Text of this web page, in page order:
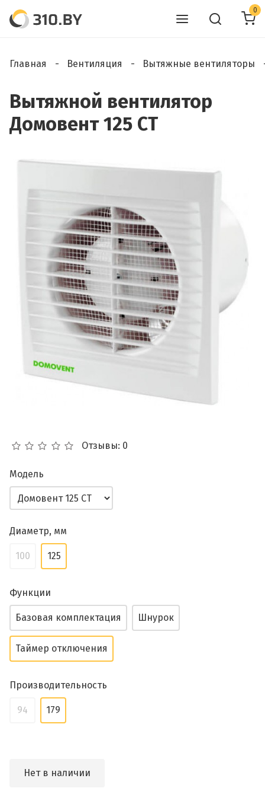
0
Главная Вентиляция Вытяжные вентиляторы
Вытяжной вентилятор
Домовент 125 СТ
Отзывы: 0
Модель
Диаметр, мм
100 125
Функции
Базовая комплектация Шнурок
Таймер отключения
Производительность
94 179
Нет в наличии